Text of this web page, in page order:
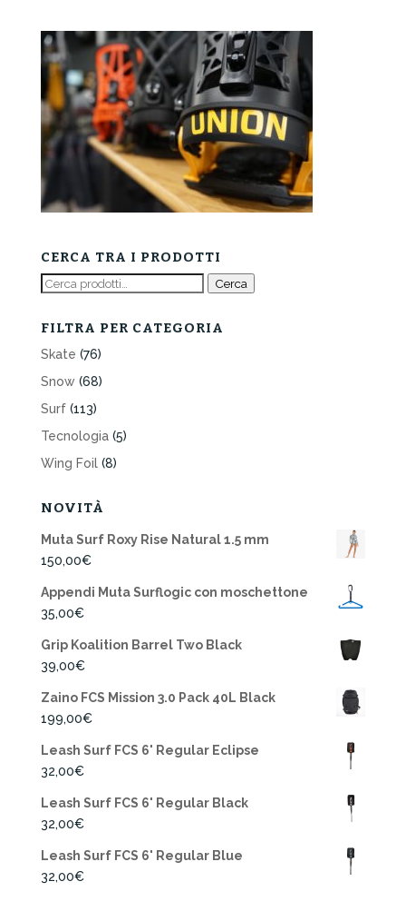
CERCA TRA I PRODOTTI
Cerca: Cerca
FILTRA PER CATEGORIA
Skate (76)
Snow (68)
Surf (113)
Tecnologia (5)
Wing Foil (8)
NOVITÀ
Muta Surf Roxy Rise Natural 1.5 mm
150,00€
Appendi Muta Surflogic con moschettone
35,00€
Grip Koalition Barrel Two Black
39,00€
Zaino FCS Mission 3.0 Pack 40L Black
199,00€
Leash Surf FCS 6' Regular Eclipse
32,00€
Leash Surf FCS 6' Regular Black
32,00€
Leash Surf FCS 6' Regular Blue
32,00€